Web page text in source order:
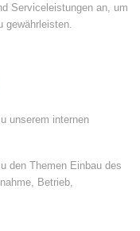
Serviceleistungen an, um
gewährleisten.
unserem internen
den Themen Einbau des
Betrieb,